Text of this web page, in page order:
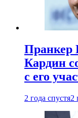
Пранкер
Кардин
с его
2 года спустя2